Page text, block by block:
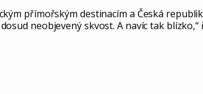
přímořským destinacím a Česká
neobjevený skvost. A navíc tak